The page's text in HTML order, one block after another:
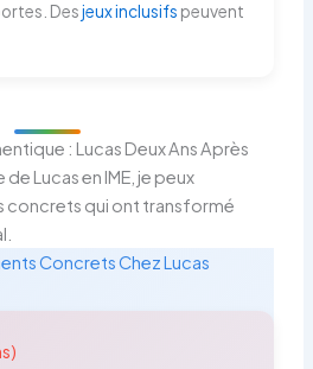
Desjeux inclusifs peuvent
: Lucas Deux Ans Après
Lucas en IME, je peux
concrets qui ont transformé
Concrets Chez Lucas